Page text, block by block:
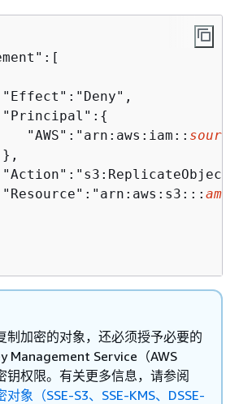
{
"AWS":"arn:aws:iam::
制加密的对象，还必须授予必要的
Management Service（AWS
钥权限。有关更多信息，请参阅
对象（SSE-S3、SSE-KMS、DSSE-